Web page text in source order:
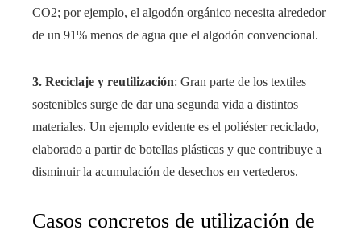
CO2; por ejemplo, el algodón orgánico necesita alrededor
de un 91% menos de agua que el algodón convencional.
3. Reciclaje y reutilización: Gran parte de los textiles
sostenibles surge de dar una segunda vida a distintos
materiales. Un ejemplo evidente es el poliéster reciclado,
elaborado a partir de botellas plásticas y que contribuye a
disminuir la acumulación de desechos en vertederos.
Casos concretos de utilización de